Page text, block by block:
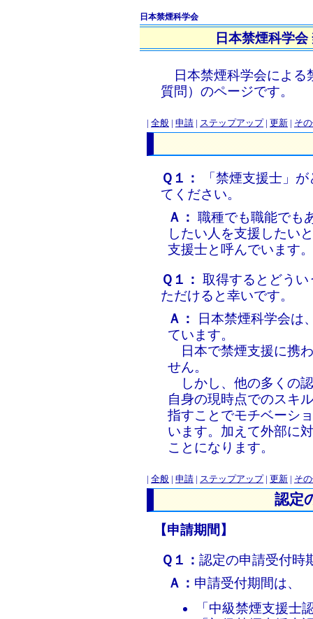
日本禁煙科学会
日本禁煙科学
日本禁煙科学会による
質問）のページです。
| 全般 | 申請 | ステップアップ| 更新 | そ
Ｑ１：
「禁煙支援士」
てください。
Ａ： 職種でも職能でも
したい人を支援したい
支援士と呼んでいます。
Ｑ１： 取得するとどう
ただけると幸いです。
Ａ：
日本禁煙科学会は
ています。
日本で禁煙支援に携
せん。
しかし、他の多くの
自身の現時点でのスキ
指すことでモチベーシ
います。加えて外部に
ことになります。
| 全般 | 申請 | ステップアップ| 更新 | そ
認定
【申請期間】
Ｑ１： 認定の申請受付時
Ａ： 申請受付期間は、
「中級禁煙支援士